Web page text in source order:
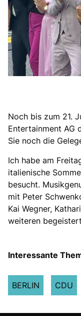
Noch bis zum 21.
Entertainment AG
Sie noch die
Ich habe am
italienische
besucht.
mit Peter
Kai Wegner,
weiteren
Interessante
BERLIN CDU